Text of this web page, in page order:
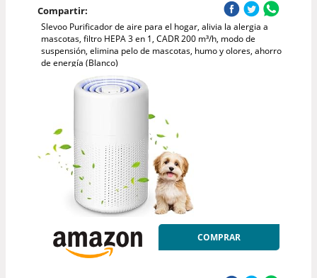
Compartir:
Slevoo Purificador de aire para el hogar, alivia la alergia a
mascotas, filtro HEPA 3 en 1, CADR 200 m³/h, modo de
suspensión, elimina pelo de mascotas, humo y olores, ahorro
de energía (Blanco)
COMPRAR